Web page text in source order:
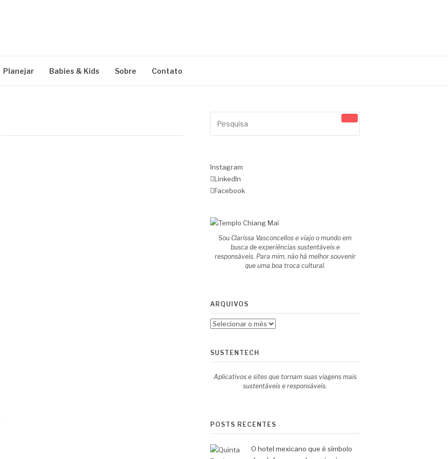
Planejar Babies & Kids Sobre Contato
por:
Instagram
LinkedIn
Facebook
Sou Clarissa Vasconcellos e viajo o mundo em
busca de experiências sustentáveis e
responsáveis. Para mim, não há melhor souvenir
que uma boa troca cultural.
ARQUIVOS
Arquivos
SUSTENTECH
Aplicativos e sites que tornam suas viagens mais
sustentáveis e responsáveis.
POSTS RECENTES
O hotel mexicano que é símbolo